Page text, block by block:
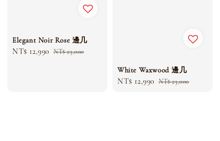
Elegant Noir Rose 邊几
Sale
NT$ 12,990 Regular
NT$ 23,000
White Waxwood 邊几
Sale
NT$ 12,990 Regular
NT$ 23,000